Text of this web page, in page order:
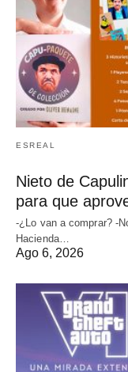
ESREAL
Nieto de
para que
-¿Lo van a comprar? -
Hacienda…
Ago 6, 2026